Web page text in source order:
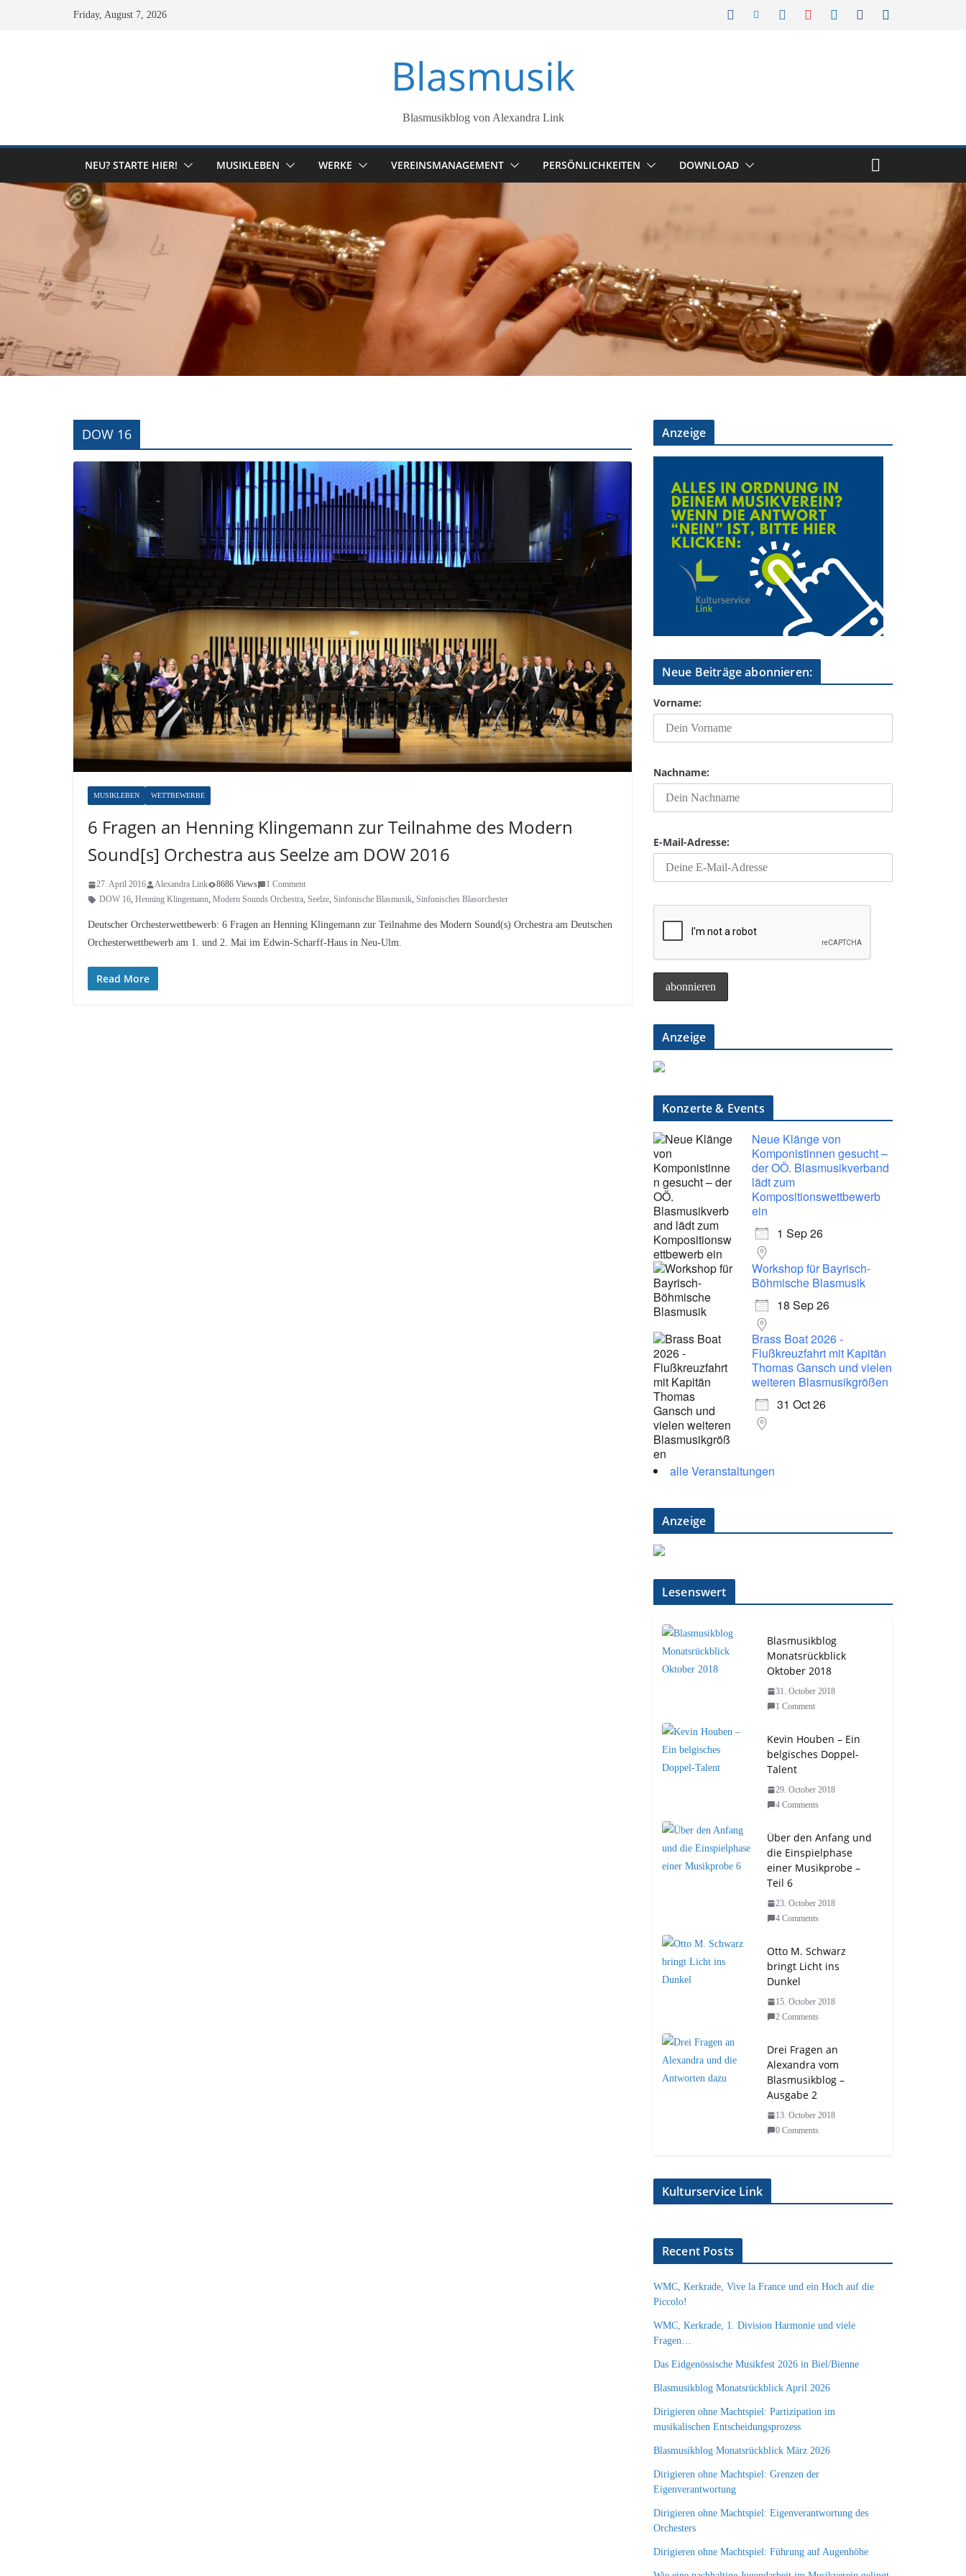
Friday, August 7, 2026
Blasmusik
Blasmusikblog von Alexandra Link
NEU? STARTE HIER! MUSIKLEBEN WERKE VEREINSMANAGEMENT PERSÖNLICHKEITEN DOWNLOAD
DOW 16
MUSIKLEBEN WETTBEWERBE
6 Fragen an Henning Klingemann zur Teilnahme des Modern
Sound[s] Orchestra aus Seelze am DOW 2016
27. April 2016 Alexandra Link 8686 Views
1 Comment
DOW 16, Henning Klingemann, Modern Sounds Orchestra, Seelze, Sinfonische Blasmusik, Sinfonisches Blasorchester
Deutscher Orchesterwettbewerb: 6 Fragen an Henning Klingemann zur Teilnahme des Modern Sound(s) Orchestra am Deutschen
Orchesterwettbewerb am 1. und 2. Mai im Edwin-Scharff-Haus in Neu-Ulm.
Read More
Anzeige
Neue Beiträge abonnieren:
Vorname:
Nachname:
E-Mail-Adresse:
Anzeige
Konzerte & Events
Neue Klänge von
Komponistinnen gesucht –
der OÖ. Blasmusikverband
lädt zum
Kompositionswettbewerb
ein
1 Sep 26
Workshop für Bayrisch-
Böhmische Blasmusik
18 Sep 26
Brass Boat 2026 -
Flußkreuzfahrt mit Kapitän
Thomas Gansch und vielen
weiteren Blasmusikgrößen
31 Oct 26
alle Veranstaltungen
Anzeige
Lesenswert
Blasmusikblog
Monatsrückblick
Oktober 2018
31. October 2018
1 Comment
Kevin Houben – Ein
belgisches Doppel-
Talent
29. October 2018
4 Comments
Über den Anfang und
die Einspielphase
einer Musikprobe –
Teil 6
23. October 2018
4 Comments
Otto M. Schwarz
bringt Licht ins
Dunkel
15. October 2018
2 Comments
Drei Fragen an
Alexandra vom
Blasmusikblog –
Ausgabe 2
13. October 2018
0 Comments
Kulturservice Link
Recent Posts
WMC, Kerkrade, Vive la France und ein Hoch auf die
Piccolo!
WMC, Kerkrade, 1. Division Harmonie und viele
Fragen…
Das Eidgenössische Musikfest 2026 in Biel/Bienne
Blasmusikblog Monatsrückblick April 2026
Dirigieren ohne Machtspiel: Partizipation im
musikalischen Entscheidungsprozess
Blasmusikblog Monatsrückblick März 2026
Dirigieren ohne Machtspiel: Grenzen der
Eigenverantwortung
Dirigieren ohne Machtspiel: Eigenverantwortung des
Orchesters
Dirigieren ohne Machtspiel: Führung auf Augenhöhe